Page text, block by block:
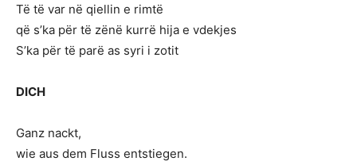
Të të var në qiellin e rimtë
që s’ka për të zënë kurrë hija e vdekjes
S’ka për të parë as syri i zotit
DICH
Ganz nackt,
wie aus dem Fluss entstiegen.